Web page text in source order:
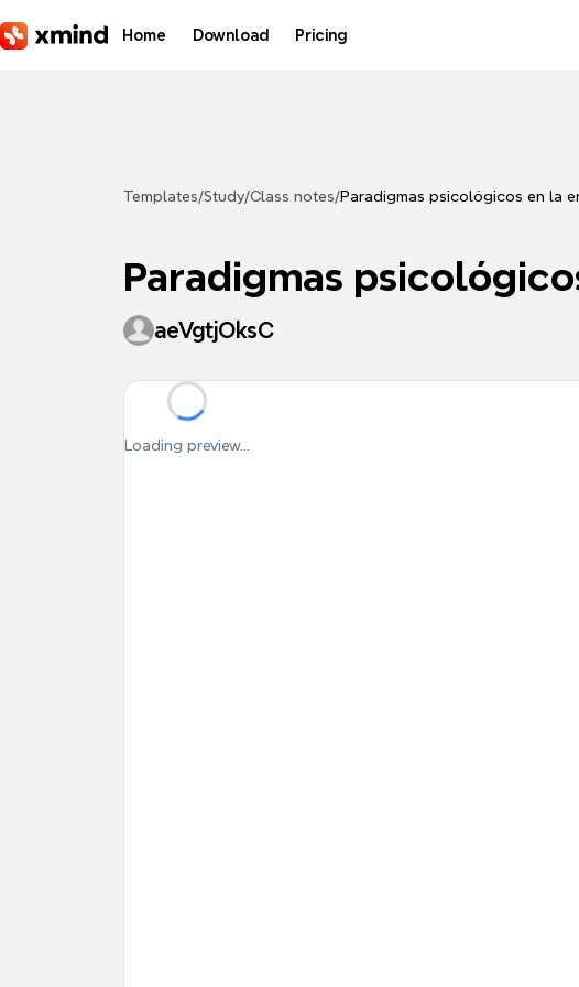
Home Download Pricing
Templates/Study/Class notes/Paradigmas psicológicos en la
Paradigmas
aeVgtjOksC
Loading preview...